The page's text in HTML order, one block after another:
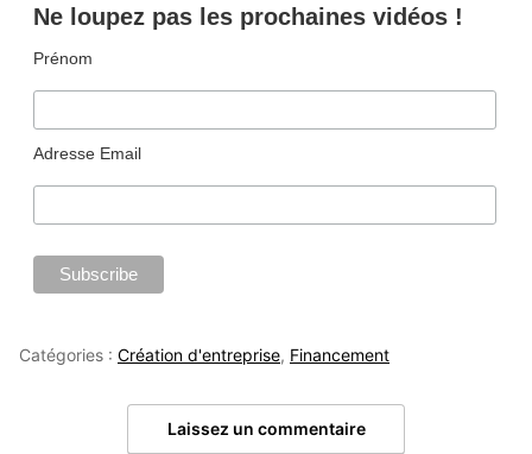
Ne loupez pas les prochaines vidéos !
Prénom
Adresse Email
Catégories : Création d'entreprise, Financement
Laissez un commentaire